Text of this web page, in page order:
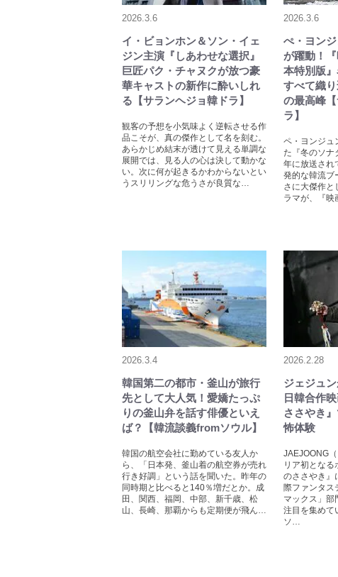
2026.3.6
イ・ビョンホン＆ソン・イェ
ジン主演『しあわせな選択』
巨匠パク・チャヌクが放つ豪
華キャストの新作に酔いしれ
る【サランヘジョ韓ドラ】
観客の予想を小気味よく逆転させる作
品こそが、真の傑作として名を刻む。
あらかじめ結末が透けて見える単調な
展開では、見る人の心は決して動かな
い。次に何が起きるかわからないとい
うスリリングな危うさが良質な…
2026.3.6
ぺ・ヨン
が躍動！
本特別版
すべて織
の最高峰
ラ】
ペ・ヨンジュ
た『冬のソナ
年に放送され
発的な韓流ブ
さに大傑作と
ラマが、『
2026.3.4
韓国第二の都市・釜山が旅行
先として大人気！愛嬌たっぷ
りの釜山弁を話す俳優といえ
ば？【韓流談義fromソウル】
韓国の航空会社に勤めている友人か
ら、「日本発、釜山着の航空券が売れ
行き好調」という話を聞いた。昨年の
同時期と比べると140％増だとか。成
田、関西、福岡、中部、新千歳、松
山、長崎、那覇からも定期便が飛ん…
2026.2.28
ジェジュ
日韓合作
ささやき
怖体験
JAEJOONG
リア初とな
のささやき』
際ファンタス
マックス」部
注目を集め
ソ…